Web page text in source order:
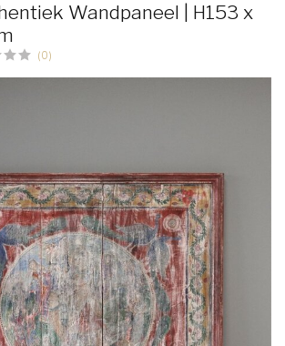
Wandpaneel | H153 x
(0)